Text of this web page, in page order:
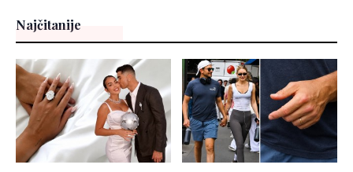
Najčitanije